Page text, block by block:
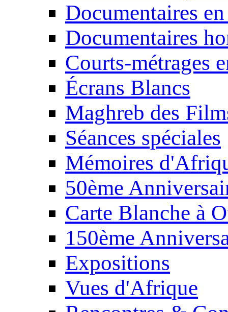
Documentaires
Documentaires
Courts-métrages
Écrans Blancs
Maghreb des
Séances spéciales
Mémoires
50ème
Carte Blanche à
150ème
Expositions
Vues d'Afrique